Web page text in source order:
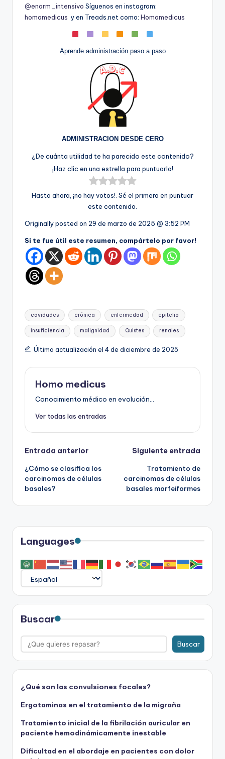
@enarm_intensivo Síguenos en instagram:
homomedicus y en Treads.net como: Homomedicus
Aprende administración paso a paso
ADMINISTRACION DESDE CERO
¿De cuánta utilidad te ha parecido este contenido?
¡Haz clic en una estrella para puntuarlo!
Hasta ahora, ¡no hay votos!. Sé el primero en puntuar
este contenido.
Originally posted on 29 de marzo de 2025 @ 3:52 PM
Si te fue útil este resumen, compártelo por favor!
Etiquetas:
cavidades crónica enfermedad epitelio
insuficiencia malignidad Quistes renales
Última actualización el 4 de diciembre de 2025
Homo medicus
Conocimiento médico en evolución...
Ver todas las entradas
Navegación
de
entradas
Entrada anterior
¿Cómo se clasifica los
carcinomas de células
basales?
Siguiente entrada
Tratamiento de
carcinomas de células
basales morfeiformes
Languages
Buscar
Buscar
¿Qué son las convulsiones focales?
Ergotaminas en el tratamiento de la migraña
Tratamiento inicial de la fibrilación auricular en
paciente hemodinámicamente inestable
Dificultad en el abordaje en pacientes con dolor